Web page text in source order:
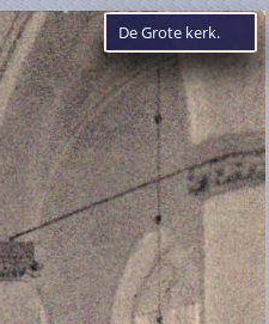
De Grote kerk.